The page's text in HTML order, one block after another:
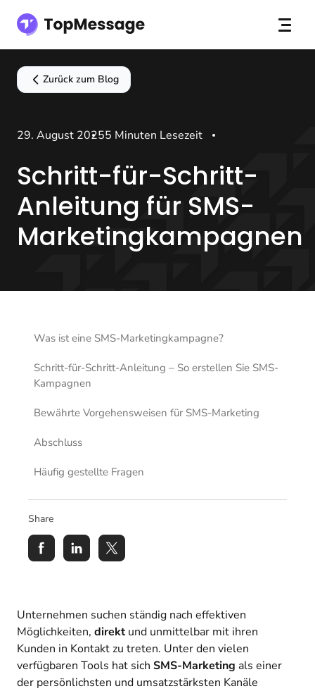
Zurück zum Blog
29. August 20255 Minuten Lesezeit
Schritt-für-Schritt-
Anleitung für SMS-
Marketingkampagnen
Was ist eine SMS-Marketingkampagne?
Schritt-für-Schritt-Anleitung – So erstellen Sie SMS-
Kampagnen
Bewährte Vorgehensweisen für SMS-Marketing
Abschluss
Häufig gestellte Fragen
Share
Unternehmen suchen ständig nach effektiven
Möglichkeiten, direktund unmittelbar mit ihren
Kunden in Kontakt zu treten. Unter den vielen
verfügbaren Tools hat sich SMS-Marketing als einer
der persönlichsten und umsatzstärksten Kanäle